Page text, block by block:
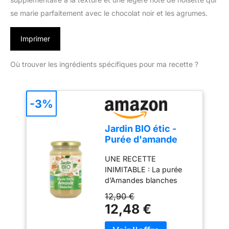
se marie parfaitement avec le chocolat noir et les agrumes.
Imprimer
Où trouver les ingrédients spécifiques pour ma recette ?
Jardin BIO étic -
Purée d'amande
UNE RECETTE
INIMITABLE : La purée
d’Amandes blanches
naturelle. Iconique grâce
à son goût inimitable, elle
est composée à 100%
12,90 €
12,48 €
-3%